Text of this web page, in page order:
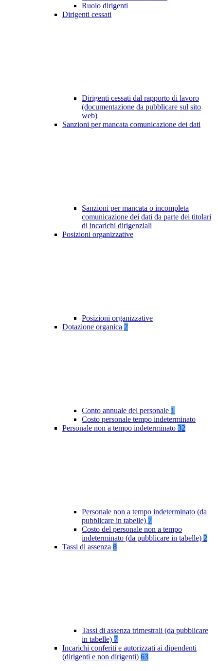
Ruolo dirigenti
Dirigenti cessati
Dirigenti cessati dal rapporto di lavoro
(documentazione da pubblicare sul sito
web)
Sanzioni per mancata comunicazione dei dati
Sanzioni per mancata o incompleta
comunicazione dei dati da parte dei titolari
di incarichi dirigenziali
Posizioni organizzative
Posizioni organizzative
Dotazione organica 2
Conto annuale del personale 1
Costo personale tempo indeterminato
Personale non a tempo indeterminato 32
Personale non a tempo indeterminato (da
pubblicare in tabelle) 7
Costo del personale non a tempo
indeterminato (da pubblicare in tabelle) 2
Tassi di assenza 8
Tassi di assenza trimestrali (da pubblicare
in tabelle) 7
Incarichi conferiti e autorizzati ai dipendenti
(dirigenti e non dirigenti) 63